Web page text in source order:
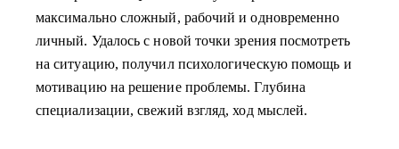
максимально сложный, рабочий и одновременно
личный. Удалось с новой точки зрения посмотреть
на ситуацию, получил психологическую помощь и
мотивацию на решение проблемы. Глубина
специализации, свежий взгляд, ход мыслей.